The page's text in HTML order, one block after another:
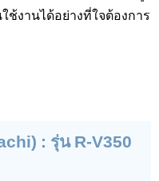
ช้งานได้อย่างที่ใจต้องการ
) : รุ่น R-V350